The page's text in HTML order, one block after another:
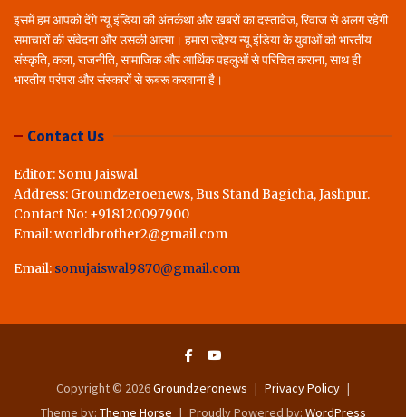
इसमें हम आपको देंगे न्यू इंडिया की अंतर्कथा और खबरों का दस्तावेज, रिवाज से अलग रहेगी
समाचारों की संवेदना और उसकी आत्मा। हमारा उद्देश्य न्यू इंडिया के युवाओं को भारतीय
संस्कृति, कला, राजनीति, सामाजिक और आर्थिक पहलुओं से परिचित कराना, साथ ही
भारतीय परंपरा और संस्कारों से रूबरू करवाना है।
Contact Us
Editor: Sonu Jaiswal
Address: Groundzeroenews, Bus Stand Bagicha, Jashpur.
Contact No: +918120097900
Email: worldbrother2@gmail.com
Email: sonujaiswal9870@gmail.com
Copyright © 2026Groundzeronews
Privacy Policy
Theme by: Theme Horse Proudly Powered by: WordPress